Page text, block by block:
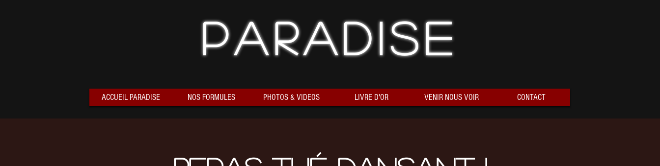
Paradise
ACCUEIL PARADISE NOS FORMULES PHOTOS & VIDEOS LIVRE D'OR VENIR NOUS VOIR CONTACT